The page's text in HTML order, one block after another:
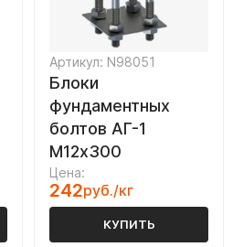
Артикул: N98051
Блоки
фундаментных
болтов АГ-1
М12х300
Цена:
242руб./кг
КУПИТЬ